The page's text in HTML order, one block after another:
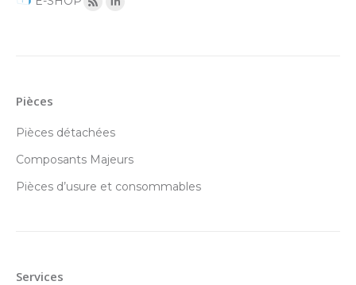
Pièces
Pièces détachées
Composants Majeurs
Pièces d’usure et consommables
Services